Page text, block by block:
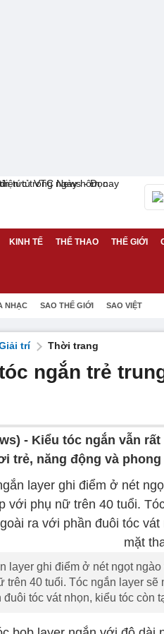
KINH TẾ THỂ THAO THẾ GIỚI
NHẠC SAO THẾ GIỚI SAO VIỆT
trí Thời trang
ngắn trẻ
- Kiểu tóc ngắn vẫn
trẻ, năng động và phong
layer ghi điểm ở nét ngọt
trên 40 tuổi. Tóc ngắn layer
đuôi tóc vát nhọn, kiểu tóc còn